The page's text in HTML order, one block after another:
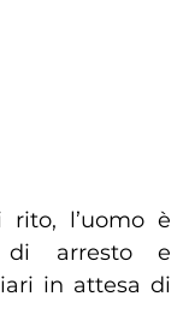
l’uomo è
di arresto e
in attesa di